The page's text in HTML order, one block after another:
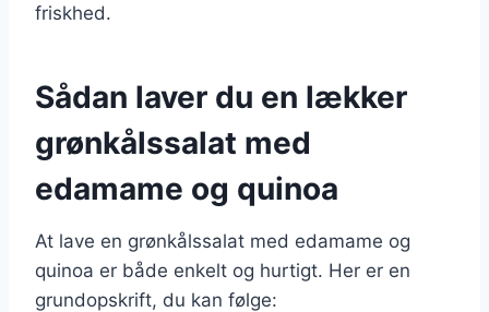
friskhed.
Sådan laver du en lækker
grønkålssalat med
edamame og quinoa
At lave en grønkålssalat med edamame og
quinoa er både enkelt og hurtigt. Her er en
grundopskrift, du kan følge: